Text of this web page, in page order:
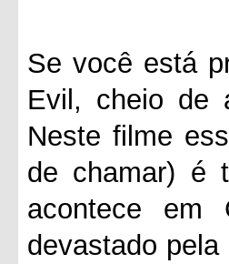
Se você está
Evil, cheio de
Neste filme
de chamar) é
acontece
devastado